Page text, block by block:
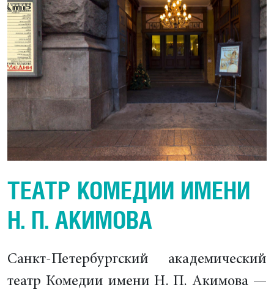
ТЕАТР КОМЕДИИ ИМЕНИ
Н. П. АКИМОВА
Санкт-Петербургский академический
театр Комедии имени Н. П. Акимова —